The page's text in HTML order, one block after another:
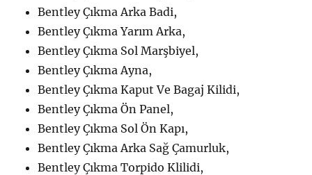
Bentley Çıkma Arka Badi,
Bentley Çıkma Yarım Arka,
Bentley Çıkma Sol Marşbiyel,
Bentley Çıkma Ayna,
Bentley Çıkma Kaput Ve Bagaj Kilidi,
Bentley Çıkma Ön Panel,
Bentley Çıkma Sol Ön Kapı,
Bentley Çıkma Arka Sağ Çamurluk,
Bentley Çıkma Torpido Klilidi,